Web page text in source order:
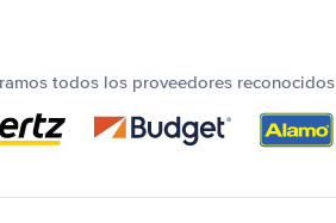
todos los proveedores reconocidos